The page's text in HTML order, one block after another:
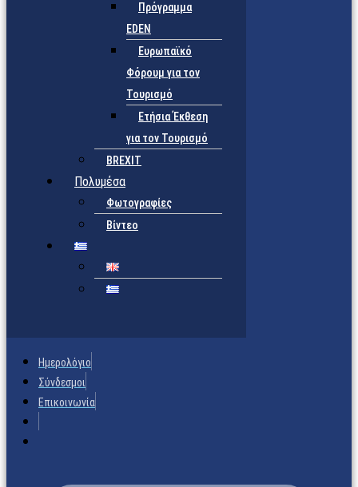
Πρόγραμμα
EDEN
Ευρωπαϊκό
Φόρουμ για τον
Τουρισμό
Ετήσια Έκθεση
για τον Τουρισμό
BREXIT
Πολυμέσα
Φωτογραφίες
Βίντεο
Ημερολόγιο
Σύνδεσμοι
Επικοινωνία